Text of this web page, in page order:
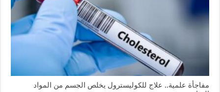
مفاجأة علمية.. علاج للكوليسترول يخلص الجسم من المواد